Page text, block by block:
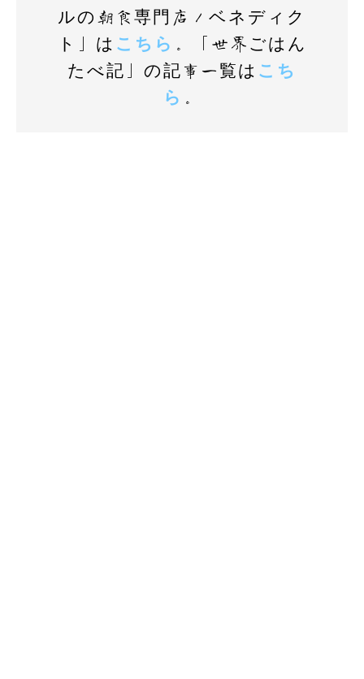
ルの朝食専門店／ベネディク
ト」は こちら 。「世界ごはん
たべ記」の記事一覧は こち
ら 。